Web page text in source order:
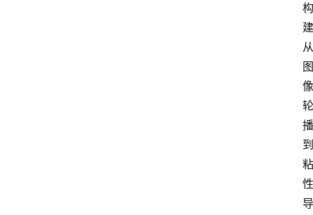
构
建
从
图
像
轮
播
到
粘
性
导